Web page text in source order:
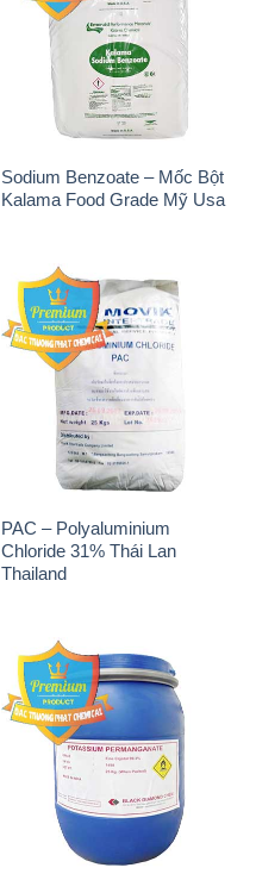
Sodium Benzoate – Mốc Bột
Kalama Food Grade Mỹ Usa
PAC – Polyaluminium
Chloride 31% Thái Lan
Thailand